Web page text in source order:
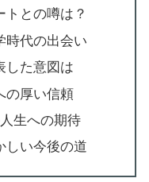
トとの噂は？
時代の出会い
した意図は
の厚い信頼
生への期待
しい今後の道